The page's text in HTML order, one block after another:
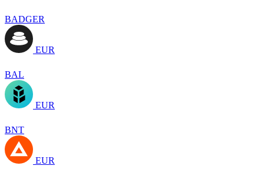
BADGER
EUR
BAL
EUR
BNT
EUR